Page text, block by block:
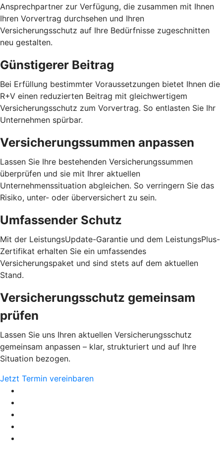
Ansprechpartner zur Verfügung, die zusammen mit Ihnen
Ihren Vorvertrag durchsehen und Ihren
Versicherungsschutz auf Ihre Bedürfnisse zugeschnitten
neu gestalten.
Günstigerer Beitrag
Bei Erfüllung bestimmter Voraussetzungen bietet Ihnen die
R+V einen reduzierten Beitrag mit gleichwertigem
Versicherungsschutz zum Vorvertrag. So entlasten Sie Ihr
Unternehmen spürbar.
Versicherungssummen anpassen
Lassen Sie Ihre bestehenden Versicherungssummen
überprüfen und sie mit Ihrer aktuellen
Unternehmenssituation abgleichen. So verringern Sie das
Risiko, unter- oder überversichert zu sein.
Umfassender Schutz
Mit der LeistungsUpdate-Garantie und dem LeistungsPlus-
Zertifikat erhalten Sie ein umfassendes
Versicherungspaket und sind stets auf dem aktuellen
Stand.
Versicherungsschutz gemeinsam
prüfen
Lassen Sie uns Ihren aktuellen Versicherungsschutz
gemeinsam anpassen – klar, strukturiert und auf Ihre
Situation bezogen.
Jetzt Termin vereinbaren